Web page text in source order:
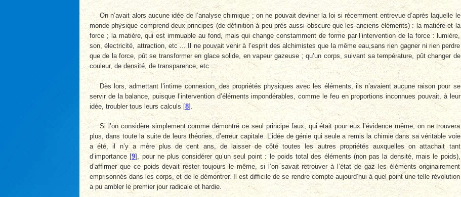
On n’avait alors aucune idée de l’analyse chimique ; on ne pouvait deviner la loi si récemment entrevue d’après laquelle le
monde physique comprend deux principes (de définition à peu près aussi obscure que les anciens éléments) : la matière et la
force ; la matière, qui est immuable au fond, mais qui change constamment de forme par l’intervention de la force : lumière,
son, électricité, attraction, etc ... Il ne pouvait venir à l’esprit des alchimistes que la même eau,sans rien gagner ni rien perdre
que de la force, pût se transformer en glace solide, en vapeur gazeuse ; qu’un corps, suivant sa température, pût changer de
couleur, de densité, de transparence, etc ...
Dès lors, admettant l’intime connexion, des propriétés physiques avec les éléments, ils n’avaient aucune raison pour se
servir de la balance, puisque l’intervention d’éléments impondérables, comme le feu en proportions inconnues pouvait, à leur
idée, troubler tous leurs calculs [8]
Si l’on considère simplement comme démontré ce seul principe faux, qui était pour eux l’évidence même, on ne trouvera
plus, dans toute la suite de leurs théories, d’erreur capitale. L’idée de génie qui seule a remis la chimie dans sa véritable voie
a été, il n’y a mère plus de cent ans, de laisser de côté toutes les autres propriétés auxquelles on attachait tant
d’importance[9] , pour ne plus considérer qu’un seul point : le poids total des éléments (non pas la densité, mais le poids),
d’affirmer que ce poids devait rester toujours le même, si l’on savait retrouver à l’état de gaz les éléments originairement
emprisonnés dans les corps, et de le démontrer. Il est difficile de se rendre compte aujourd’hui à quel point une telle révolution
a pu ambler le premier jour radicale et hardie.